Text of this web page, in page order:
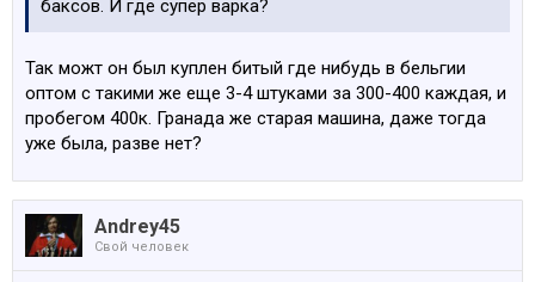
баксов. И где супер варка?
Так можт он был куплен битый где нибудь в бельгии
оптом с такими же еще 3-4 штуками за 300-400 каждая, и
пробегом 400к. Гранада же старая машина, даже тогда
уже была, разве нет?
Andrey45
Свой человек